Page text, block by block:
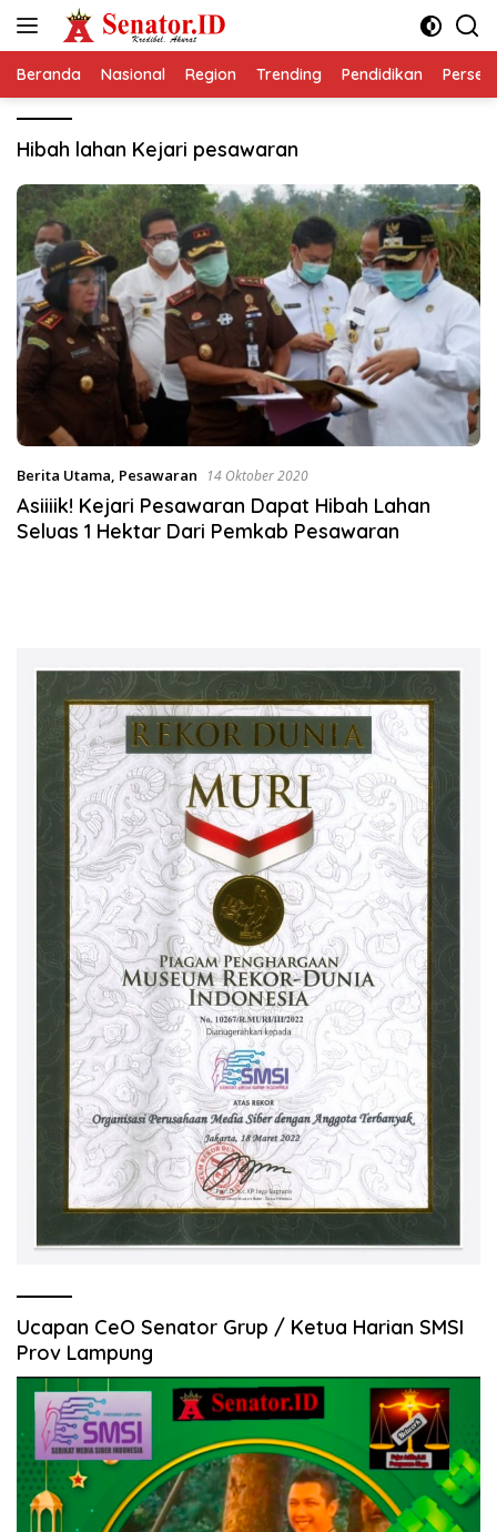
Beranda Nasional Region Trending Pendidikan
Hibah lahan Kejari pesawaran
Berita Utama, Pesawaran 14 Oktober 2020
Asiiiik! Kejari Pesawaran Dapat Hibah Lahan
Seluas 1 Hektar Dari Pemkab Pesawaran
Ucapan CeO Senator Grup / Ketua Harian SMSI
Prov Lampung